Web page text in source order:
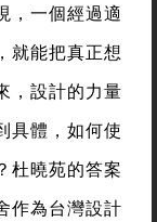
，一個經過適
就能把真正想
，設計的力量
具體，如何使
杜曉苑的答案
作為台灣設計